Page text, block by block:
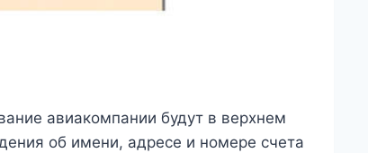
авиакомпании будут в верхнем
об имени, адресе и номере счета